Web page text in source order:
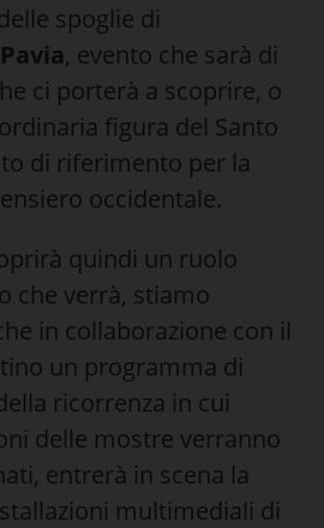
spoglie di
, evento che sarà di
ci porterà a scoprire, o
figura del Santo
di riferimento per la
occidentale.
quindi un ruolo
che verrà, stiamo
in collaborazione con il
un programma di
ricorrenza in cui
delle mostre verranno
entrerà in scena la
multimediali di